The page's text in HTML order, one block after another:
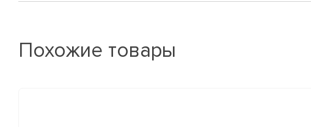
Похожие товары